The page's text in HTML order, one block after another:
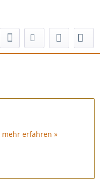
mehr erfahren »